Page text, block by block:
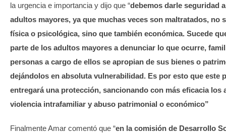
la urgencia e importancia y dijo que “debemos darle seguridad
adultos mayores, ya que muchas veces son maltratados, no
física o psicológica, sino que también económica. Sucede
parte de los adultos mayores a denunciar lo que ocurre,
personas a cargo de ellos se apropian de sus bienes o
dejándolos en absoluta vulnerabilidad. Es por esto que este
entregará una protección, sancionando con más eficacia los
violencia intrafamiliar y abuso patrimonial o económico”
Finalmente Amar comentó que “en la comisión de Desarrollo